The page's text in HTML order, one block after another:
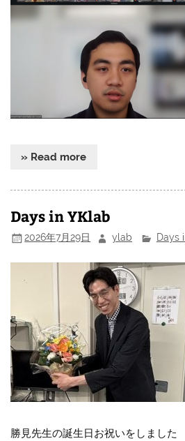
» Read more
Days in YKlab
2026年7月29日 ylab Days
勝見先生の誕生日お祝いをしました